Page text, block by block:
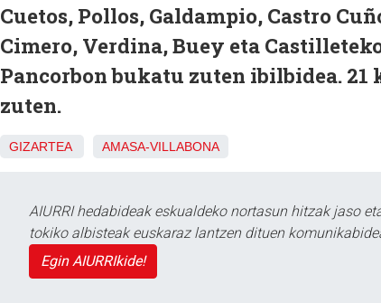
Cuetos, Pollos, Galdampio, Castro
Cimero, Verdina, Buey eta
Pancorbon bukatu zuten ibilbidea.
zuten.
GIZARTEA AMASA-VILLABONA
AIURRI hedabideak eskualdeko nortasun hitzak jaso
tokiko albisteak euskaraz lantzen dituen
Egin AIURRIkide!